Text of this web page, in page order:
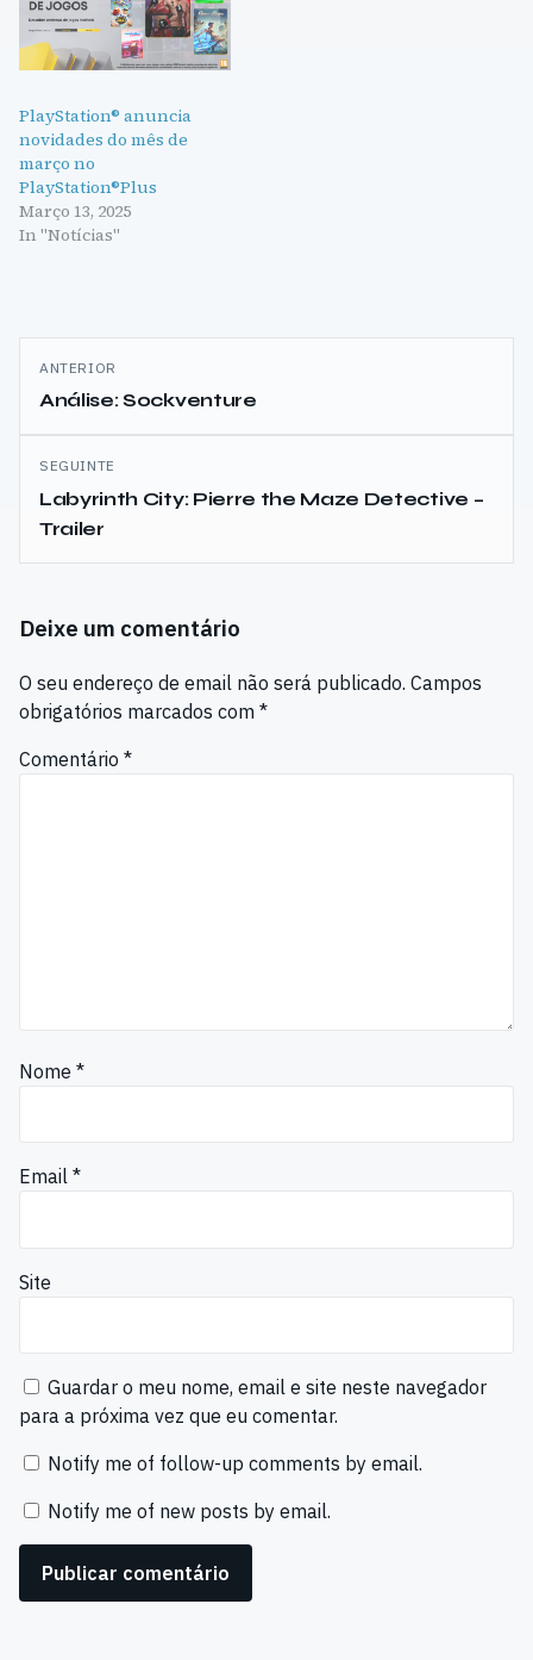
PlayStation® anuncia
novidades do mês de
março no
PlayStation®Plus
Março 13, 2025
In "Notícias"
Navegação
de
artigos
ANTERIOR
Análise: Sockventure
SEGUINTE
Labyrinth City: Pierre the Maze Detective –
Trailer
Deixe um comentário
O seu endereço de email não será publicado. Campos
obrigatórios marcados com *
Comentário *
Nome *
Email *
Site
Guardar o meu nome, email e site neste navegador
para a próxima vez que eu comentar.
Notify me of follow-up comments by email.
Notify me of new posts by email.